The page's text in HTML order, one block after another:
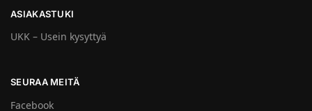
ASIAKASTUKI
UKK – Usein kysyttyä
SEURAA MEITÄ
Facebook